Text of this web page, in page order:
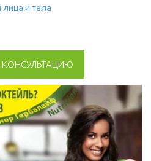
лица и тела
КОНСУЛЬТАЦИЮ